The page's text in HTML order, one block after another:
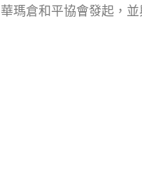
瑪倉和平協會發起，